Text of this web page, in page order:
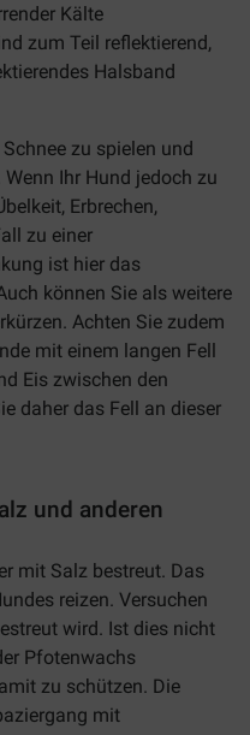
Kälte
zum Teil reflektierend,
Halsband
zu spielen und
Ihr Hund jedoch zu
Erbrechen,
zu einer
ist hier das
können Sie als weitere
Achten Sie zudem
mit einem langen Fell
Eis zwischen den
daher das Fell an dieser
und anderen
mit Salz bestreut. Das
reizen. Versuchen
wird. Ist dies nicht
Pfotenwachs
zu schützen. Die
mit